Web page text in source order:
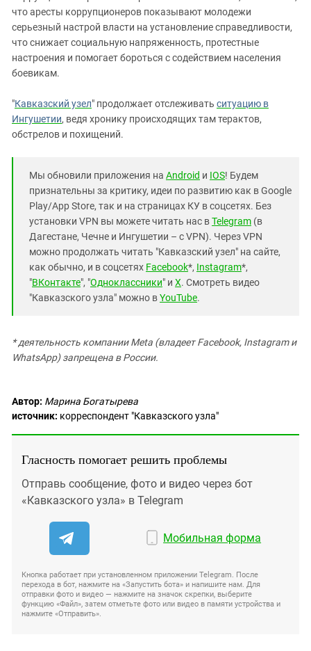
что аресты коррупционеров показывают молодежи
серьезный настрой власти на установление справедливости,
что снижает социальную напряженность, протестные
настроения и помогает бороться с содействием населения
боевикам.
"Кавказский узел" продолжает отслеживать ситуацию в
Ингушетии, ведя хронику происходящих там терактов,
обстрелов и похищений.
Мы обновили приложения на Android и IOS! Будем
признательны за критику, идеи по развитию как в Google
Play/App Store, так и на страницах КУ в соцсетях. Без
установки VPN вы можете читать нас вTelegram (в
Дагестане, Чечне и Ингушетии – с VPN). Через VPN
можно продолжать читать "Кавказский узел" на сайте,
как обычно, и в соцсетях Facebook*, Instagram*,
"ВКонтакте", "Одноклассники" и X. Смотреть видео
"Кавказского узла" можно вYouTube.
* деятельность компании Meta (владеет Facebook, Instagram и
WhatsApp) запрещена в России.
Автор: Марина Богатырева
источник: корреспондент "Кавказского узла"
Гласность помогает решить проблемы
Отправь сообщение, фото и видео через бот
«Кавказского узла» в Telegram
Мобильная форма
Кнопка работает при установленном приложении Telegram. После
перехода в бот, нажмите на «Запустить бота» и напишите нам. Для
отправки фото и видео — нажмите на значок скрепки, выберите
функцию «Файл», затем отметьте фото или видео в памяти устройства и
нажмите «Отправить».